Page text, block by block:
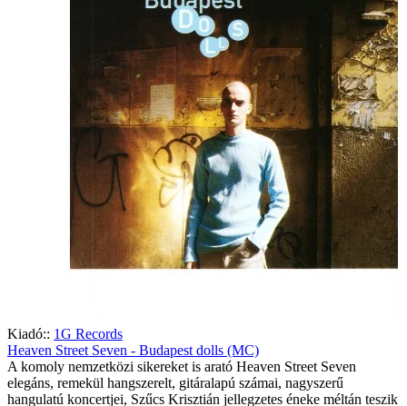
Kiadó:: 1G Records
Heaven Street Seven - Budapest dolls (MC)
A komoly nemzetközi sikereket is arató Heaven Street Seven
elegáns, remekül hangszerelt, gitáralapú számai, nagyszerű
hangulatú koncertjei, Szűcs Krisztián jellegzetes éneke méltán teszik